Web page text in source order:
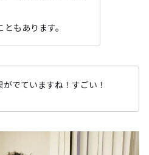
もあります。
でていますね！すごい！